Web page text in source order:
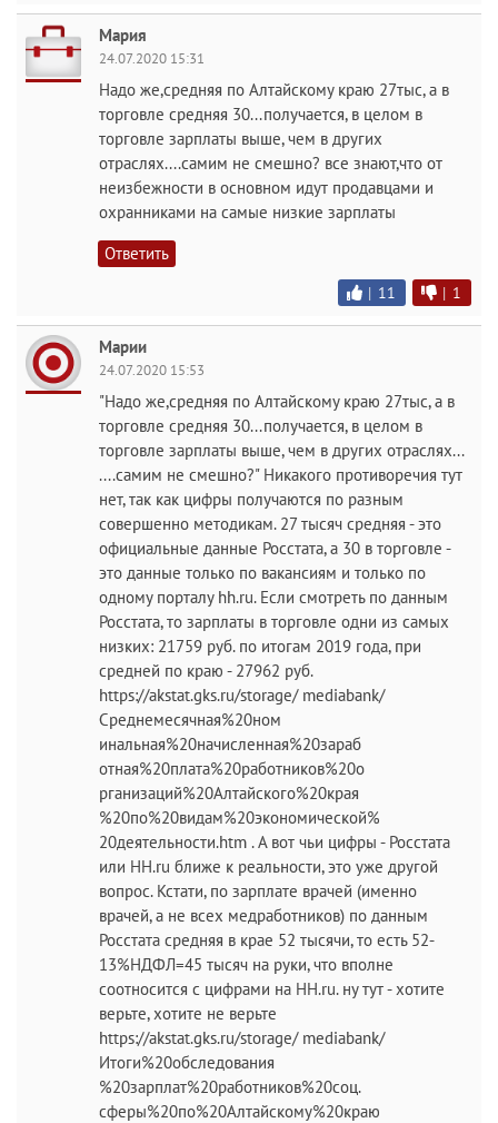
Мария
24.07.2020 15:31
Надо же,средняя по Алтайскому краю 27тыс, а в
торговле средняя 30...получается, в целом в
торговле зарплаты выше, чем в других
отраслях....самим не смешно? все знают,что от
неизбежности в основном идут продавцами и
охранниками на самые низкие зарплаты
Ответить
| 11 | 1
Марии
24.07.2020 15:53
"Надо же,средняя по Алтайскому краю 27тыс, а в
торговле средняя 30...получается, в целом в
торговле зарплаты выше, чем в других отраслях...
....самим не смешно?" Никакого противоречия тут
нет, так как цифры получаются по разным
совершенно методикам. 27 тысяч средняя - это
официальные данные Росстата, а 30 в торговле -
это данные только по вакансиям и только по
одному порталу hh.ru. Если смотреть по данным
Росстата, то зарплаты в торговле одни из самых
низких: 21759 руб. по итогам 2019 года, при
средней по краю - 27962 руб.
https://akstat.gks.ru/storage/ mediabank/
Среднемесячная%20ном
инальная%20начисленная%20зараб
отная%20плата%20работников%20о
рганизаций%20Алтайского%20края
%20по%20видам%20экономической%
20деятельности.htm . А вот чьи цифры - Росстата
или HH.ru ближе к реальности, это уже другой
вопрос. Кстати, по зарплате врачей (именно
врачей, а не всех медработников) по данным
Росстата средняя в крае 52 тысячи, то есть 52-
13%НДФЛ=45 тысяч на руки, что вполне
соотносится с цифрами на HH.ru. ну тут - хотите
верьте, хотите не верьте
https://akstat.gks.ru/storage/ mediabank/
Итоги%20обследования
%20зарплат%20работников%20соц.
сферы%20по%20Алтайскому%20краю